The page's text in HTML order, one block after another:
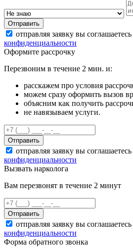
Отправить
отправляя заявку вы соглашаетесь
конфиденциальности
Оформите рассрочку
Перезвоним в течение 2 мин. и:
расскажем про условия
можем сразу оформить вызов
объясним как получить
не навязываем услуги.
Отправить
отправляя заявку вы соглашаетесь
конфиденциальности
Вызвать нарколога
Вам перезвонят в течение 2 минут
Отправить
отправляя заявку вы соглашаетесь
конфиденциальности
Форма обратного звонка